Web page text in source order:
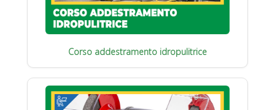
Corso addestramento idropulitrice